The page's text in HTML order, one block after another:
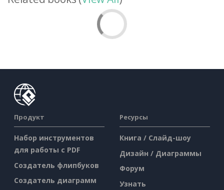
Продукт
Набор инструментов
для работы с PDF
Создатель флипбуков
Создатель диаграмм
Ресурсы
Книга / Слайд-шоу
Дизайн / Диаграммы
Форум
Узнать